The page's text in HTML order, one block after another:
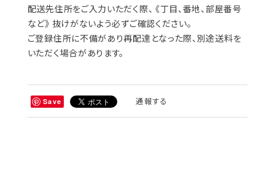
配送先住所をご入力いただく際、 《丁目、番地、部屋番号
など》 抜けがないよう必ずご確認ください。
ご登録住所に不備があり再配達となった際、別途送料を
いただく場合があります。
Save 通報する